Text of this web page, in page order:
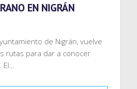
EN NIGRÁN
de Nigrán, vuelve
rutas para dar a conocer